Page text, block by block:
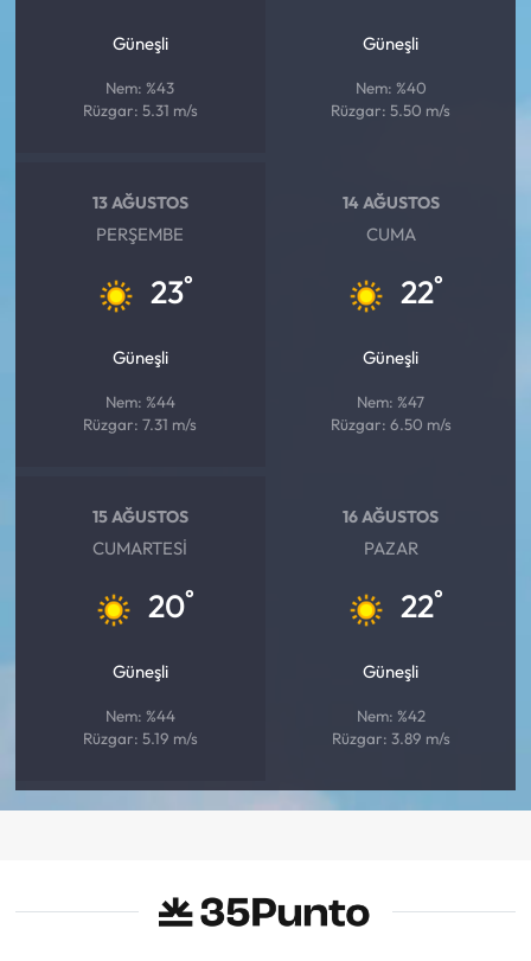
Güneşli
Nem: %43
Rüzgar: 5.31 m/s
Güneşli
Nem: %40
Rüzgar: 5.50 m/s
13 AĞUSTOS
PERŞEMBE
23°
Güneşli
Nem: %44
Rüzgar: 7.31 m/s
14 AĞUSTOS
CUMA
22°
Güneşli
Nem: %47
Rüzgar: 6.50 m/s
15 AĞUSTOS
CUMARTESI
20°
Güneşli
Nem: %44
Rüzgar: 5.19 m/s
16 AĞUSTOS
PAZAR
22°
Güneşli
Nem: %42
Rüzgar: 3.89 m/s